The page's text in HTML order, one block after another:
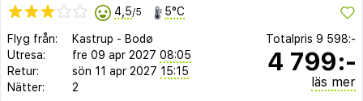
4,5/5 5°C
Flyg från: Kastrup - Bodø
Utresa:
fre 09 apr 2027 08:05
Retur:
sön 11 apr 2027 15:15
Nätter:
2
Totalpris 9 598:-
4 799:-
läs mer